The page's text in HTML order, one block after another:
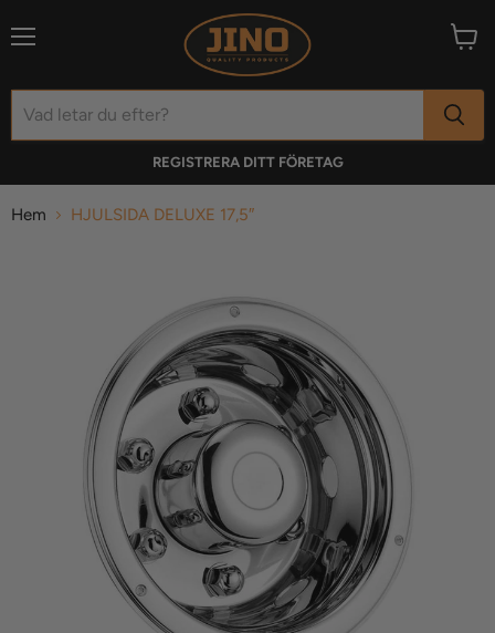
REGISTRERA DITT FÖRETAG
Hem HJULSIDA DELUXE 17,5″